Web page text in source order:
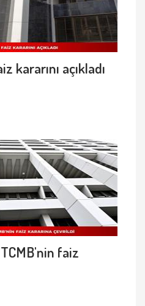
kararını açıkladı
faiz